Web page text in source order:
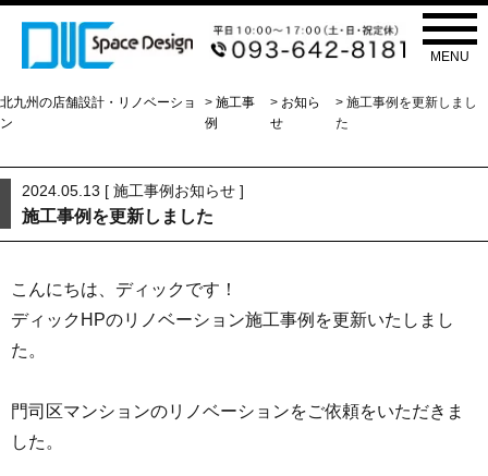
MENU
NEWS
北九州の店舗設計・リノベーショ
ン
> 施工事
例
> お知ら
せ
> 施工事例を更新しまし
た
2024.05.13 [ 施工事例 お知らせ ]
施工事例を更新しました
こんにちは、ディックです！
ディックHPのリノベーション施工事例を更新いたしまし
た。
門司区マンションのリノベーションをご依頼をいただきま
した。